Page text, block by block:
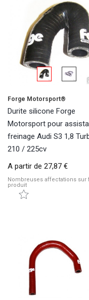
Forge Motorsport®
Durite silicone Forge
Motorsport pour
freinage Audi S3 1,8
210 / 225cv
A partir de 27,87 €
Nombreuses affectations sur
produit